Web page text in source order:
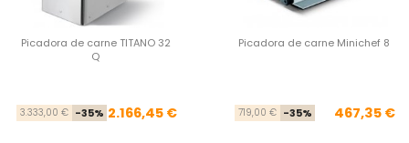
Picadora de carne TITANO 32
Q
Precio base
3.333,00 € -35% Precio
2.166,45 €
Picadora de carne Minichef 8
719,00 € -35% 467,35 €